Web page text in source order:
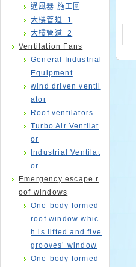
通風器 施工圖
大樓管道_1
大樓管道_2
Ventilation Fans
General Industrial
Equipment
wind driven ventil
ator
Roof ventilators
Turbo Air Ventilat
or
Industrial Ventilat
or
Emergency escape r
oof windows
One-body formed
roof window whic
h is lifted and five
grooves’ window
One-body formed